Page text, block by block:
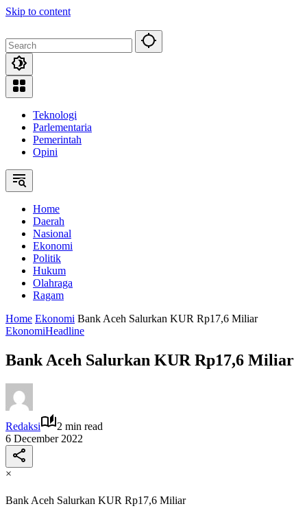
Skip to content
Teknologi
Parlementaria
Pemerintah
Opini
Home
Daerah
Nasional
Ekonomi
Politik
Hukum
Olahraga
Ragam
Home Ekonomi Bank Aceh Salurkan KUR Rp17,6 Miliar
EkonomiHeadline
Bank Aceh Salurkan KUR Rp17,6 Miliar
Redaksi
2 min read
6 December 2022
×
Bank Aceh Salurkan KUR Rp17,6 Miliar